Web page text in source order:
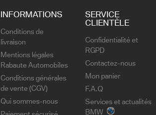
INFORMATIONS
Conditions de
livraison
Mentions légales
Rabaute Automobiles
Conditions générales
de vente (CGV)
Qui sommes-nous
SERVICE
CLIENTÈLE
Confidentialité et
RGPD
Contactez-nous
Mon panier
F.A.Q
Services et actualités
BMW